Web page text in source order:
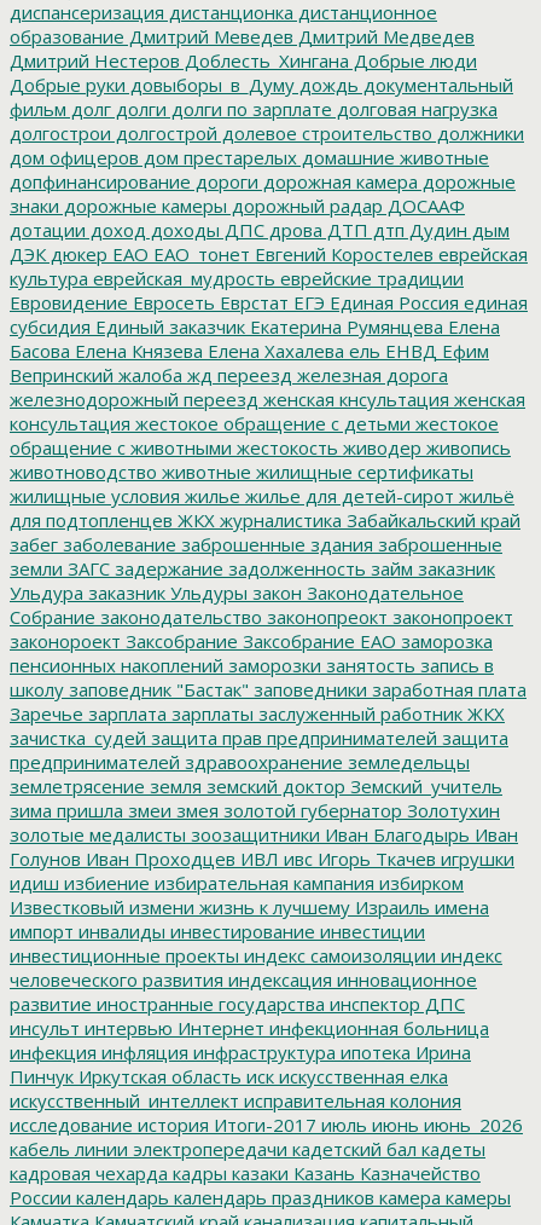
диспансеризация дистанционка дистанционное
образование Дмитрий Меведев Дмитрий Медведев
Дмитрий Нестеров Доблесть_Хингана Добрые люди
Добрые руки довыборы_в_Думу дождь документальный
фильм долг долги долги по зарплате долговая нагрузка
долгострои долгострой долевое строительство должники
дом офицеров дом престарелых домашние животные
допфинансирование дороги дорожная камера дорожные
знаки дорожные камеры дорожный радар ДОСААФ
дотации доход доходы ДПС дрова ДТП дтп Дудин дым
ДЭК дюкер ЕАО ЕАО_тонет Евгений Коростелев еврейская
культура еврейская_мудрость еврейские традиции
Евровидение Евросеть Еврстат ЕГЭ Единая Россия единая
субсидия Единый заказчик Екатерина Румянцева Елена
Басова Елена Князева Елена Хахалева ель ЕНВД Ефим
Вепринский жалоба жд переезд железная дорога
железнодорожный переезд женская кнсультация женская
консультация жестокое обращение с детьми жестокое
обращение с животными жестокость живодер живопись
животноводство животные жилищные сертификаты
жилищные условия жилье жилье для детей-сирот жильё
для подтопленцев ЖКХ журналистика Забайкальский край
забег заболевание заброшенные здания заброшенные
земли ЗАГС задержание задолженность займ заказник
Ульдура заказник Ульдуры закон Законодательное
Собрание законодательство законопреокт законопроект
законороект Заксобрание Заксобрание ЕАО заморозка
пенсионных накоплений заморозки занятость запись в
школу заповедник "Бастак" заповедники заработная плата
Заречье зарплата зарплаты заслуженный работник ЖКХ
зачистка_судей защита прав предпринимателей защита
предпринимателей здравоохранение земледельцы
землетрясение земля земский доктор Земский_учитель
зима пришла змеи змея золотой губернатор Золотухин
золотые медалисты зоозащитники Иван Благодырь Иван
Голунов Иван Проходцев ИВЛ ивс Игорь Ткачев игрушки
идиш избиение избирательная кампания избирком
Известковый измени жизнь к лучшему Израиль имена
импорт инвалиды инвестирование инвестиции
инвестиционные проекты индекс самоизоляции индекс
человеческого развития индексация инновационное
развитие иностранные государства инспектор ДПС
инсульт интервью Интернет инфекционная больница
инфекция инфляция инфраструктура ипотека Ирина
Пинчук Иркутская область иск искусственная елка
искусственный_интеллект исправительная колония
исследование история Итоги-2017 июль июнь июнь_2026
кабель линии электропередачи кадетский бал кадеты
кадровая чехарда кадры казаки Казань Казначейство
России календарь календарь праздников камера камеры